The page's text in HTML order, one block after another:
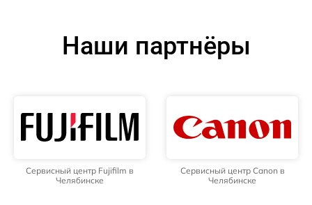
Наши партнёры
Сервисный центр Fujifilm в
Челябинске
Сервисный центр Canon в
Челябинске